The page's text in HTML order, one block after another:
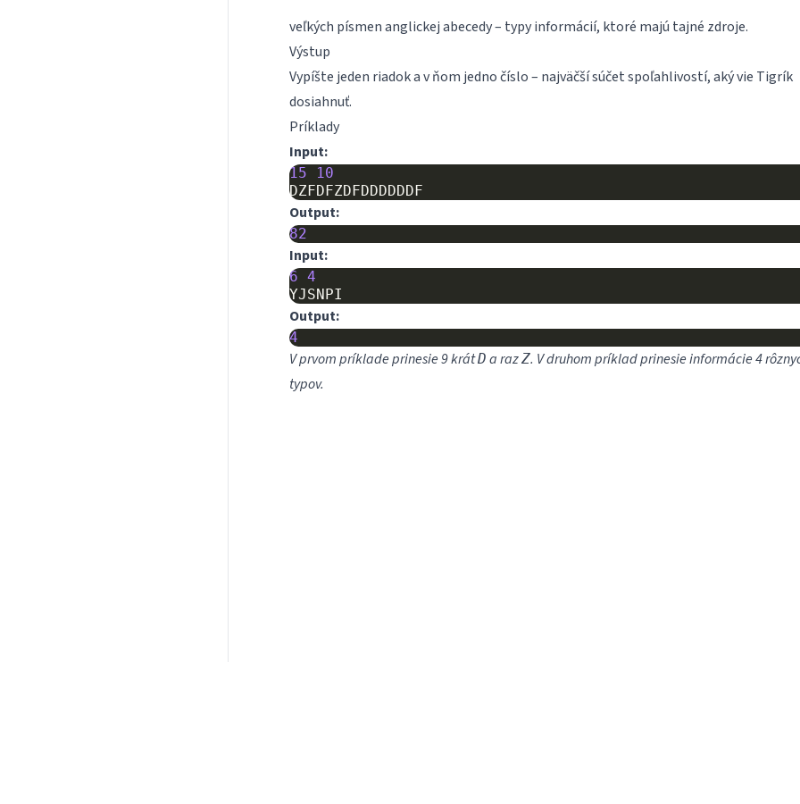
veľkých písmen anglickej abecedy – typy informácií, ktoré majú tajné zdroje.
Výstup
Vypíšte jeden riadok a v ňom jedno číslo – najväčší súčet spoľahlivostí, aký vie Tigrík
dosiahnuť.
Príklady
Input:
15
10
DZFDFZDFDDDDDDF
Output:
82
Input:
6 4
YJSNPI
Output:
4
V prvom príklade prinesie 9 krátD a razZ. V druhom príklad prinesie informácie 4
typov.